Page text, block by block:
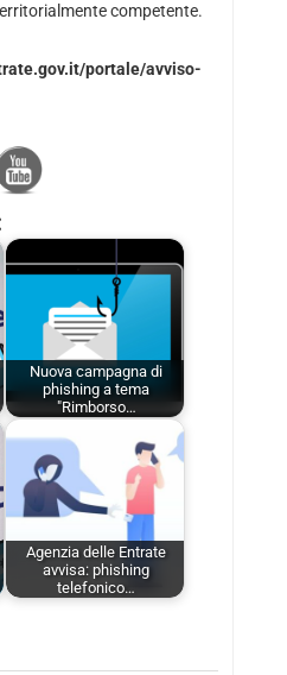
competente.
portale/avviso-
Nuova campagna di
phishing a tema
"Rimborso…
Agenzia delle Entrate
avvisa: phishing
telefonico…